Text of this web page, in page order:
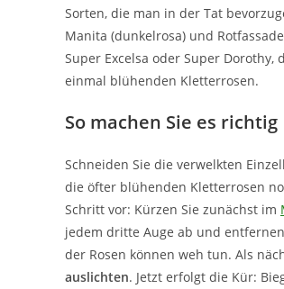
Sorten, die man in der Tat
Manita (dunkelrosa) und
Super Excelsa oder Super
einmal blühenden Kletterrosen.
So machen Sie es richtig
Schneiden Sie die verwelkten
die öfter blühenden Kletterrosen
Schritt vor: Kürzen Sie zunächst im
jedem dritte Auge ab und
der Rosen können weh tun. Als
auslichten. Jetzt erfolgt die Kür: